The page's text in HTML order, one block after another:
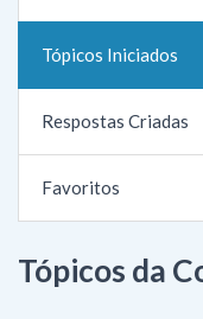
Tópicos Iniciados
Respostas Criadas
Favoritos
Tópicos da